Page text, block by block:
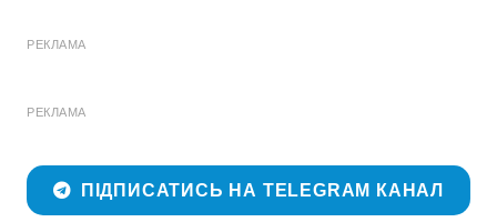
РЕКЛАМА
РЕКЛАМА
ПІДПИСАТИСЬ НА TELEGRAM КАНАЛ